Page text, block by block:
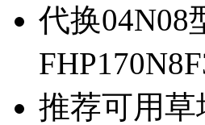
代换04N08
推荐可用草